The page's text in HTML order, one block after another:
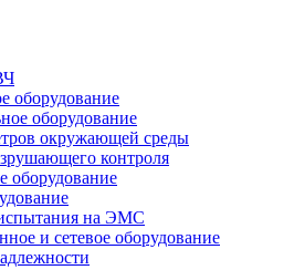
оборудование
оборудование
окружающей среды
контроля
оборудование
на ЭМС
и сетевое оборудование